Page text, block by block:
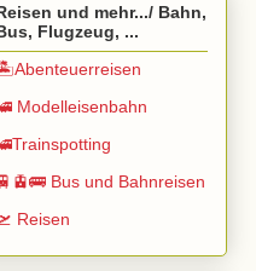
und mehr.../ Bahn,
Flugzeug, ...
Modelleisenbahn
Bus und Bahnreisen
Reisen